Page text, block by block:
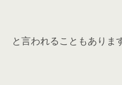
と言われることもありま